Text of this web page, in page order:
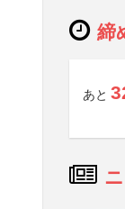
締
あと